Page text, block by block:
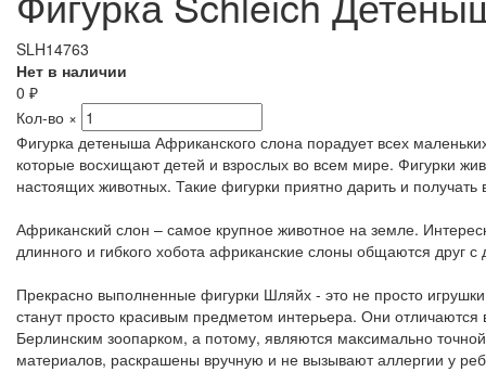
SLH14763
Нет в наличии
0 ₽
Кол-во ×
Фигурка детеныша Африканского слона порадует всех
которые восхищают детей и взрослых во всем мире. Фигурки
настоящих животных. Такие фигурки приятно дарить и получать
Африканский слон – самое крупное животное на земле.
длинного и гибкого хобота африканские слоны общаются друг
Прекрасно выполненные фигурки Шляйх - это не просто
станут просто красивым предметом интерьера. Они
Берлинским зоопарком, а потому, являются максимально
материалов, раскрашены вручную и не вызывают аллергии у